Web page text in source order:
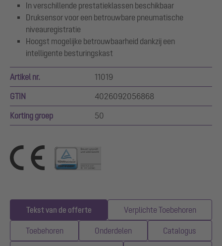
In verschillende prestatieklassen beschikbaar
Druksensor voor een betrouwbare pneumatische
niveauregistratie
Hoogst mogelijke betrouwbaarheid dankzij een
intelligente besturingskast
Artikel nr. 11019
GTIN 4026092056868
Korting groep 50
Tekst van de offerte Verplichte Toebehoren
Toebehoren Onderdelen Catalogus